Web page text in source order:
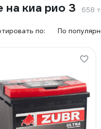
киа рио 3 658
по: По